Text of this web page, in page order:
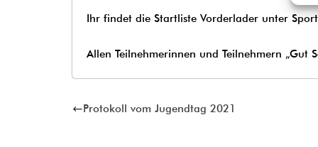
Ihr findet die Startliste Vorderlader unter
Allen Teilnehmerinnen und Teilnehmern „Gut
Protokoll vom Jugendtag 2021